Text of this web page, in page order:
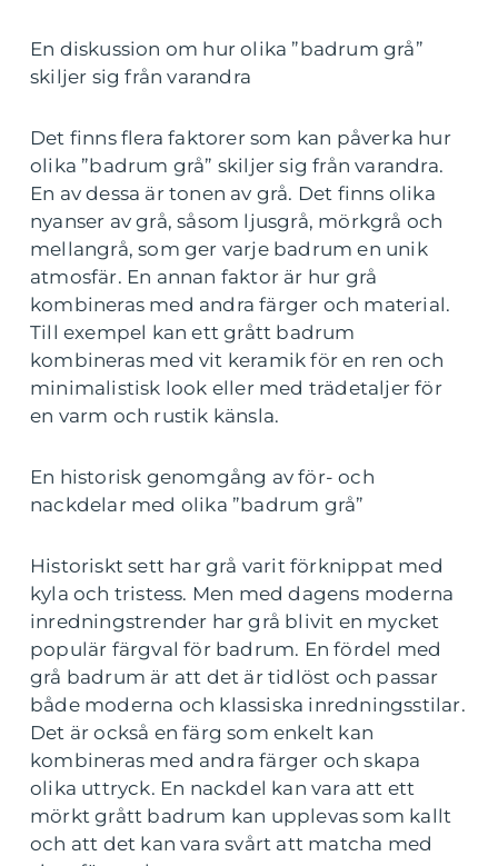
En diskussion om hur olika ”badrum grå”
skiljer sig från varandra
Det finns flera faktorer som kan påverka hur
olika ”badrum grå” skiljer sig från varandra.
En av dessa är tonen av grå. Det finns olika
nyanser av grå, såsom ljusgrå, mörkgrå och
mellangrå, som ger varje badrum en unik
atmosfär. En annan faktor är hur grå
kombineras med andra färger och material.
Till exempel kan ett grått badrum
kombineras med vit keramik för en ren och
minimalistisk look eller med trädetaljer för
en varm och rustik känsla.
En historisk genomgång av för- och
nackdelar med olika ”badrum grå”
Historiskt sett har grå varit förknippat med
kyla och tristess. Men med dagens moderna
inredningstrender har grå blivit en mycket
populär färgval för badrum. En fördel med
grå badrum är att det är tidlöst och passar
både moderna och klassiska inredningsstilar.
Det är också en färg som enkelt kan
kombineras med andra färger och skapa
olika uttryck. En nackdel kan vara att ett
mörkt grått badrum kan upplevas som kallt
och att det kan vara svårt att matcha med